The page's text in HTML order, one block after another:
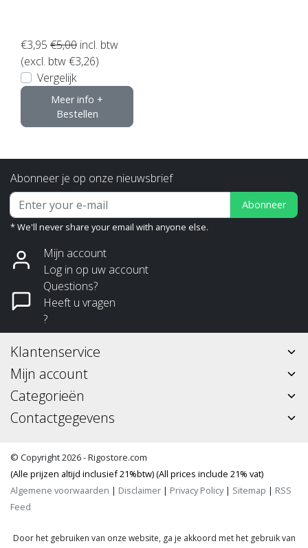
€3,95 €5,00 incl. btw
(excl. btw €3,26)
Vergelijk
Meer info +
Bestellen
Abonneer je op onze nieuwsbrief
Abonneer
* We'll never share your email with anyone else.
Mijn account
Log in op uw account
Questions?
Heeft u vragen
?
Klantenservice
Mijn account
Categorieën
Contactgegevens
© Copyright 2026 - Rigostore.com
(Alle prijzen altijd inclusief 21%btw) (All prices include 21% vat)
Algemene voorwaarden | Disclaimer | Privacy Policy| Sitemap | RSS
Feed
Door het gebruiken van onze website, ga je akkoord met het gebruik van